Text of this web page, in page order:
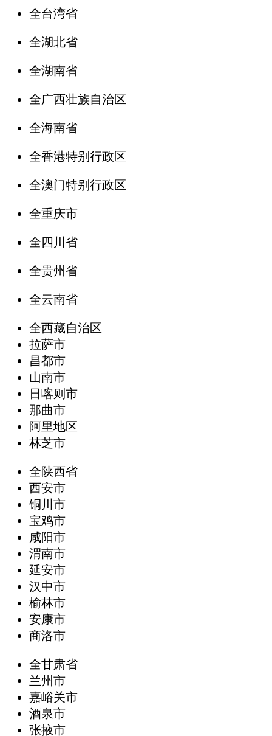
全台湾省
全湖北省
全湖南省
全广西壮族自治区
全海南省
全香港特别行政区
全澳门特别行政区
全重庆市
全四川省
全贵州省
全云南省
全西藏自治区
拉萨市
昌都市
山南市
日喀则市
那曲市
阿里地区
林芝市
全陕西省
西安市
铜川市
宝鸡市
咸阳市
渭南市
延安市
汉中市
榆林市
安康市
商洛市
全甘肃省
兰州市
嘉峪关市
酒泉市
张掖市